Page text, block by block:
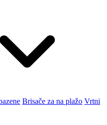
Brisače za na plažo Vrtni